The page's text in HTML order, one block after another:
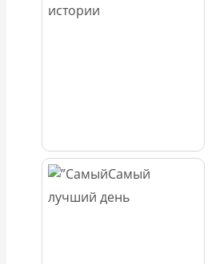
истории
Самый
лучший день